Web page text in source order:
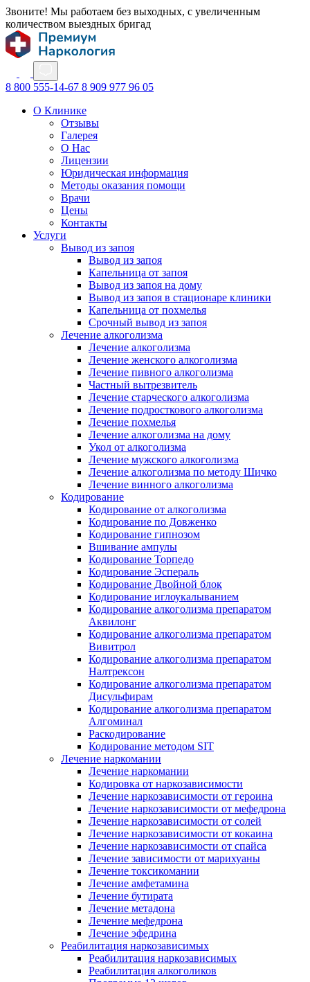
Звоните! Мы работаем без выходных, с увеличенным
количеством выездных бригад
8 800 555-14-67 8 909 977 96 05
О Клинике
Отзывы
Галерея
О Нас
Лицензии
Юридическая информация
Методы оказания помощи
Врачи
Цены
Контакты
Услуги
Вывод из запоя
Вывод из запоя
Капельница от запоя
Вывод из запоя на дому
Вывод из запоя в стационаре клиники
Капельница от похмелья
Срочный вывод из запоя
Лечение алкоголизма
Лечение алкоголизма
Лечение женского алкоголизма
Лечение пивного алкоголизма
Частный вытрезвитель
Лечение старческого алкоголизма
Лечение подросткового алкоголизма
Лечение похмелья
Лечение алкоголизма на дому
Укол от алкоголизма
Лечение мужского алкоголизма
Лечение алкоголизма по методу Шичко
Лечение винного алкоголизма
Кодирование
Кодирование от алкоголизма
Кодирование по Довженко
Кодирование гипнозом
Вшивание ампулы
Кодирование Торпедо
Кодирование Эспераль
Кодирование Двойной блок
Кодирование иглоукалыванием
Кодирование алкоголизма препаратом
Аквилонг
Кодирование алкоголизма препаратом
Вивитрол
Кодирование алкоголизма препаратом
Налтрексон
Кодирование алкоголизма препаратом
Дисульфирам
Кодирование алкоголизма препаратом
Алгоминал
Раскодирование
Кодирование методом SIT
Лечение наркомании
Лечение наркомании
Кодировка от наркозависимости
Лечение наркозависимости от героина
Лечение наркозависимости от мефедрона
Лечение наркозависимости от солей
Лечение наркозависимости от кокаина
Лечение наркозависимости от спайса
Лечение зависимости от марихуаны
Лечение токсикомании
Лечение амфетамина
Лечение бутирата
Лечение метадона
Лечение мефедрона
Лечение эфедрина
Реабилитация наркозависимых
Реабилитация наркозависимых
Реабилитация алкоголиков